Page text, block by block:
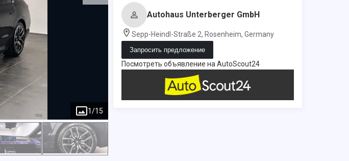
1/15
Autohaus Unterberger GmbH
Sepp-Heindl-Straße 2, Rosenheim, Germany
Запросить предложение
Посмотреть объявление на AutoScout24